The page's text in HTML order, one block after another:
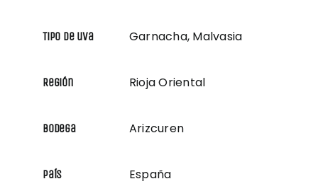
Tipo de uva Garnacha, Malvasia
Región Rioja Oriental
Bodega Arizcuren
País España